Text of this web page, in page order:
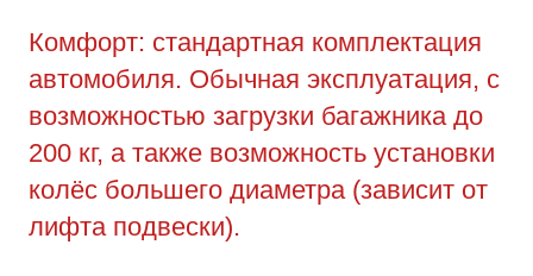
Комфорт: стандартная комплектация
автомобиля. Обычная эксплуатация, с
возможностью загрузки багажника до
200 кг, а также возможность установки
колёс большего диаметра (зависит от
лифта подвески).